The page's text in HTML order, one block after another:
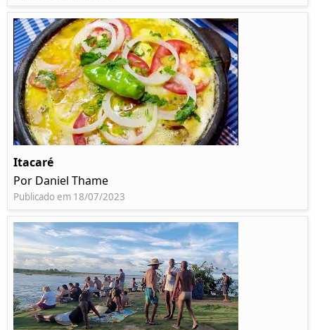
Itacaré
Por Daniel Thame
Publicado em 18/07/2023